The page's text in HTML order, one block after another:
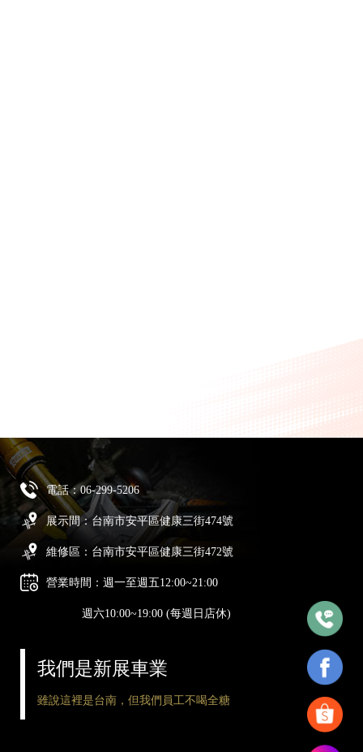
電話：06-299-5206
展示間：台南市安平區健康三街474號
維修區：台南市安平區健康三街472號
營業時間：週一至週五12:00~21:00
週六10:00~19:00 (每週日店休)
我們是新展車業
雖說這裡是台南，但我們員工不喝全糖